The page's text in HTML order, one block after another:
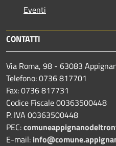
Eventi
CONTATTI
Via Roma, 98 - 63083
Telefono: 0736 817701
Fax: 0736 817731
Codice Fiscale 00363500448
P. IVA 00363500448
PEC:
E-mail: